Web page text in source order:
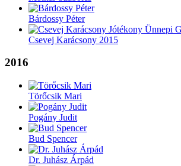
Bárdossy Péter
Csevej Karácsony 2015
2016
Törőcsik Mari
Pogány Judit
Bud Spencer
Dr. Juhász Árpád